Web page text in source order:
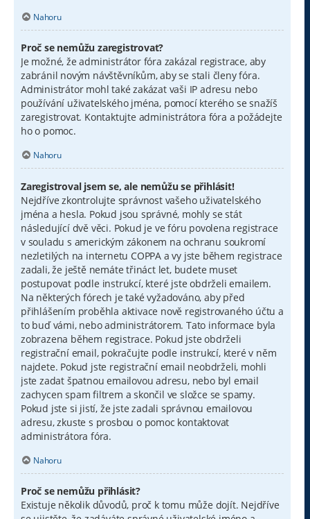
Nahoru
Proč se nemůžu zaregistrovat?
Je možné, že administrátor fóra zakázal registrace, aby
zabránil novým návštěvníkům, aby se stali členy fóra.
Administrátor mohl také zakázat vaši IP adresu nebo
používání uživatelského jména, pomocí kterého se snažíš
zaregistrovat. Kontaktujte administrátora fóra a požádejte
ho o pomoc.
Nahoru
Zaregistroval jsem se, ale nemůžu se přihlásit!
Nejdříve zkontrolujte správnost vašeho uživatelského
jména a hesla. Pokud jsou správné, mohly se stát
následující dvě věci. Pokud je ve fóru povolena registrace
v souladu s americkým zákonem na ochranu soukromí
nezletilých na internetu COPPA a vy jste během registrace
zadali, že ještě nemáte třináct let, budete muset
postupovat podle instrukcí, které jste obdrželi emailem.
Na některých fórech je také vyžadováno, aby před
přihlášením proběhla aktivace nově registrovaného účtu a
to buď vámi, nebo administrátorem. Tato informace byla
zobrazena během registrace. Pokud jste obdrželi
registrační email, pokračujte podle instrukcí, které v něm
najdete. Pokud jste registrační email neobdrželi, mohli
jste zadat špatnou emailovou adresu, nebo byl email
zachycen spam filtrem a skončil ve složce se spamy.
Pokud jste si jistí, že jste zadali správnou emailovou
adresu, zkuste s prosbou o pomoc kontaktovat
administrátora fóra.
Nahoru
Proč se nemůžu přihlásit?
Existuje několik důvodů, proč k tomu může dojít. Nejdříve